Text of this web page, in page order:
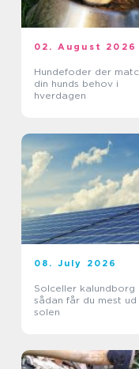
02. August 2026
Hundefoder der
din hunds behov i
hverdagen
08. July 2026
Solceller kalundborg
sådan får du mest ud
solen